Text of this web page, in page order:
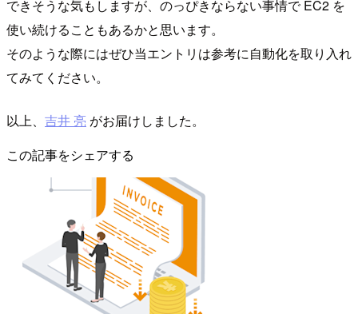
できそうな気もしますが、のっぴきならない事情で EC2 を
使い続けることもあるかと思います。
そのような際にはぜひ当エントリは参考に自動化を取り入れ
てみてください。
以上、 吉井 亮 がお届けしました。
この記事をシェアする